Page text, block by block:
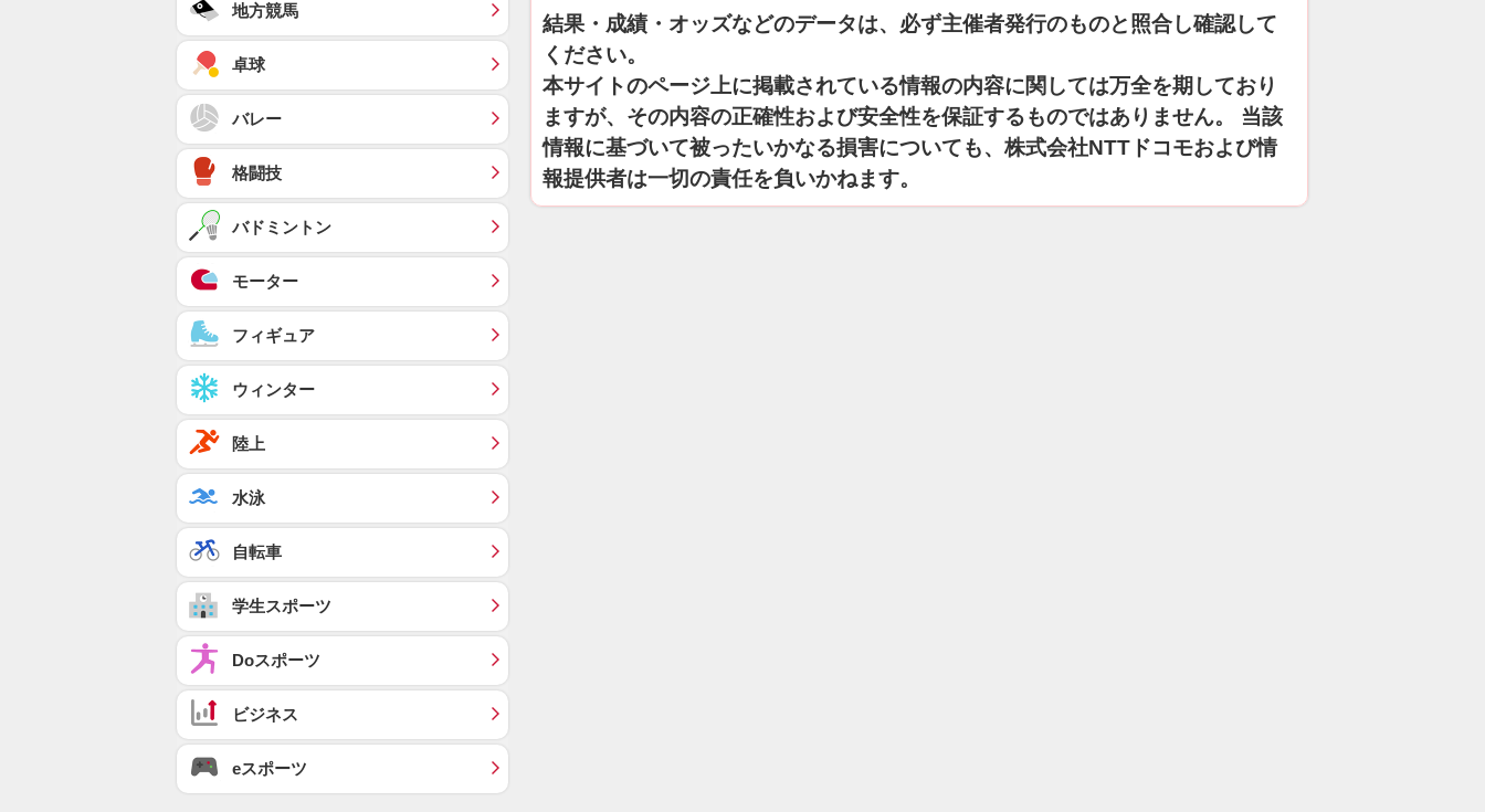
結果・成績・オッズなどのデータは、必ず主催者発行のものと照合し確認して
ください。
本サイトのページ上に掲載されている情報の内容に関しては万全を期しており
ますが、その内容の正確性および安全性を保証するものではありません。 当該
情報に基づいて被ったいかなる損害についても、株式会社NTTドコモおよび情
報提供者は一切の責任を負いかねます。
地方競馬
卓球
バレー
格闘技
バドミントン
モーター
フィギュア
ウィンター
陸上
水泳
自転車
学生スポーツ
Doスポーツ
ビジネス
eスポーツ